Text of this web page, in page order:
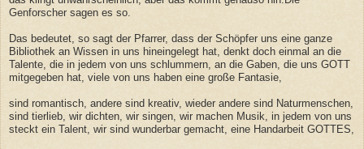
Genforscher sagen es so.
Das bedeutet, so sagt der Pfarrer, dass der Schöpfer uns eine ganze
Bibliothek an Wissen in uns hineingelegt hat, denkt doch einmal an die
Talente, die in jedem von uns schlummern, an die Gaben, die uns GOTT
mitgegeben hat, viele von uns haben eine große Fantasie,
sind romantisch, andere sind kreativ, wieder andere sind Naturmenschen,
sind tierlieb, wir dichten, wir singen, wir machen Musik, in jedem von uns
steckt ein Talent, wir sind wunderbar gemacht, eine Handarbeit GOTTES,